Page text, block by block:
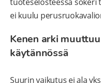
ei kuulu
Kenen arki
käytännössä
Suurin vaikutus ei ala